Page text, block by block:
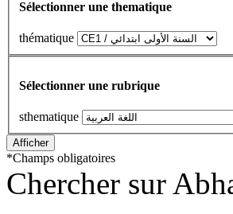
Sélectionner une thematique
thématique
Sélectionner une rubrique
sthematique
*Champs obligatoires
Chercher sur